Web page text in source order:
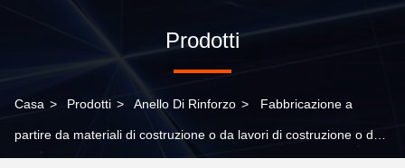
Prodotti
Casa > Prodotti > Anello Di Rinforzo > Fabbricazione a
partire da materiali di costruzione o da lavori di costruzione o da